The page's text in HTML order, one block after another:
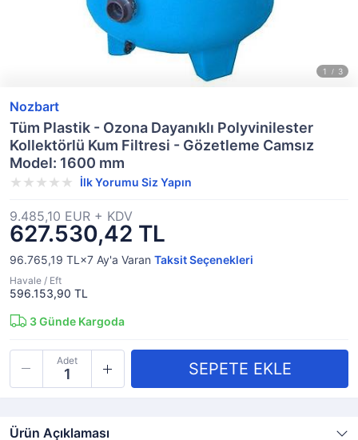
Nozbart
Tüm Plastik - Ozona Dayanıklı Polyvinilester
Kollektörlü Kum Filtresi - Gözetleme Camsız
Model: 1600 mm
İlk Yorumu Siz Yapın
627.530,42 TL
9.485,10 EUR + KDV
96.765,19 TL×7 Ay'a Varan Taksit Seçenekleri
Havale / Eft
596.153,90 TL
3Günde Kargoda
Adet
Ürün Açıklaması